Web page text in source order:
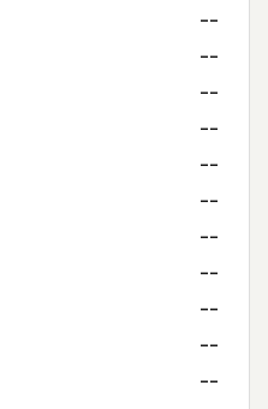
--
--
--
--
--
--
--
--
--
--
--